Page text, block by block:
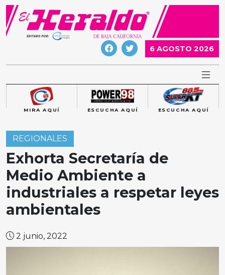
Skip
content
6 AGOSTO 2026
MIRA AQUÍ ESCUCHA AQUÍ ESCUCHA AQUÍ
REGIONALES
Exhorta Secretaría de
Medio Ambiente a
industriales a respetar leyes
ambientales
2 junio, 2022